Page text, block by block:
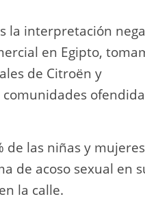
la interpretación
en Egipto,
de Citroën y
de las niñas y
de acoso sexual en
la calle.